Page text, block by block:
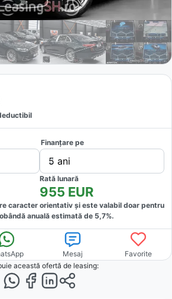
Finanțare pe
5 ani
Rată lunară
955 EUR
caracter orientativ și este valabil doar pentru
anuală estimată de 5,7%.
Mesaj
Favorite
această ofertă de leasing: